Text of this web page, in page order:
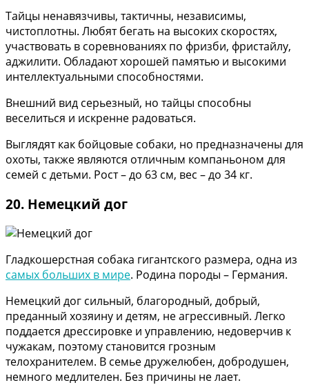
Тайцы ненавязчивы, тактичны, независимы,
чистоплотны. Любят бегать на высоких скоростях,
участвовать в соревнованиях по фризби, фристайлу,
аджилити. Обладают хорошей памятью и высокими
интеллектуальными способностями.
Внешний вид серьезный, но тайцы способны
веселиться и искренне радоваться.
Выглядят как бойцовые собаки, но предназначены для
охоты, также являются отличным компаньоном для
семей с детьми. Рост – до 63 см, вес – до 34 кг.
20. Немецкий дог
Гладкошерстная собака гигантского размера, одна из
самых больших в мире. Родина породы – Германия.
Немецкий дог сильный, благородный, добрый,
преданный хозяину и детям, не агрессивный. Легко
поддается дрессировке и управлению, недоверчив к
чужакам, поэтому становится грозным
телохранителем. В семье дружелюбен, добродушен,
немного медлителен. Без причины не лает.